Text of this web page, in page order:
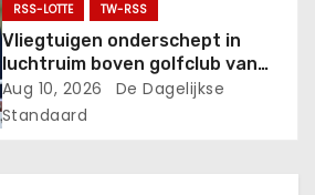
RSS-LOTTE
TW-RSS
Vliegtuigen onderschept in
luchtruim boven golfclub van
Trump.
Aug 10, 2026
De Dagelijkse
Standaard